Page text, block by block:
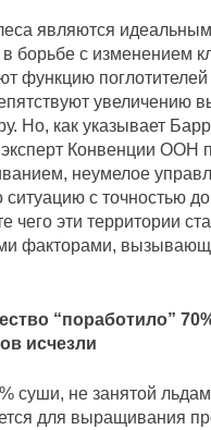
являются
в борьбе с изменением
функцию поглотителей
увеличению
Но, как указывает
Конвенции ООН
неумелое
ситуацию с точностью
чего эти территории
факторами,
“поработило”
исчезли
суши, не занятой
для выращивания